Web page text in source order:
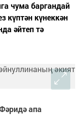
чума баргандай
күптән күнеккән
әйтеп тә
апа